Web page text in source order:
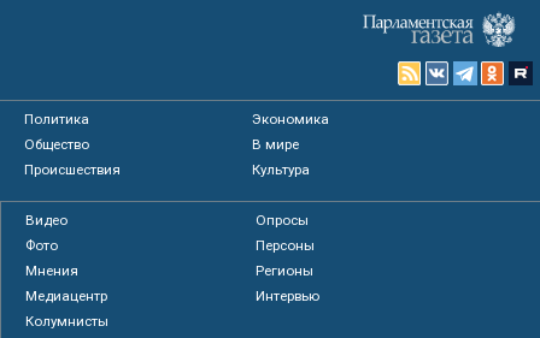
Политика
Экономика
Общество
В мире
Происшествия
Культура
Видео
Опросы
Фото
Персоны
Мнения
Регионы
Медиацентр
Интервью
Колумнисты